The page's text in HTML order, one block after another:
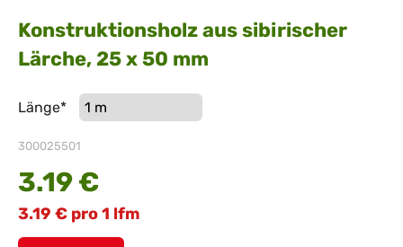
Konstruktionsholz aus sibirischer
Lärche, 25 x 50 mm
Pflichtfeld
Länge*
300025501
3.19€
3.19 € pro 1 lfm